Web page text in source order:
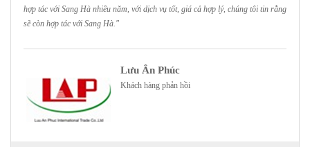
hợp tác với Sang Hà nhiều năm, với dịch vụ tốt, giá cả hợp lý, chúng tôi tin rằng
sẽ còn hợp tác với Sang Hà."
Lưu Ân Phúc
Khách hàng phản hồi